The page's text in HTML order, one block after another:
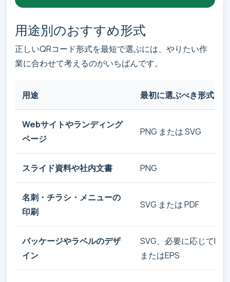
用途別のおすすめ形式
正しいQRコード形式を最短で選ぶには、やりたい作
業に合わせて考えるのがいちばんです。
用途 最初に選ぶべき形式
Webサイトやランディング
ページ
PNG または SVG
スライド資料や社内文書 PNG
名刺・チラシ・メニューの
印刷
SVG または PDF
パッケージやラベルのデザ
イン
SVG、必要に応じてPDF
またはEPS